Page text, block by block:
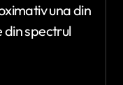
una din
spectrul